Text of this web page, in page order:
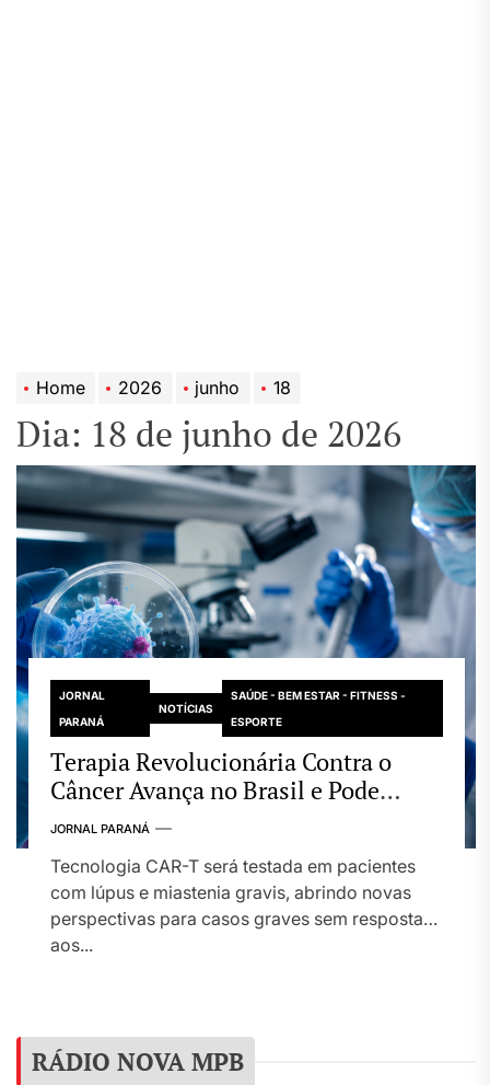
Home 2026 junho 18
Dia: 18 de junho de 2026
JORNAL
PARANÁ
NOTÍCIAS
SAÚDE - BEM ESTAR - FITNESS -
ESPORTE
Terapia Revolucionária Contra o
Câncer Avança no Brasil e Pode
Transformar Tratamento de Doenças
JORNAL PARANÁ
Tecnologia CAR-T será testada em pacientes
com lúpus e miastenia gravis, abrindo novas
perspectivas para casos graves sem resposta
aos...
RÁDIO NOVA MPB